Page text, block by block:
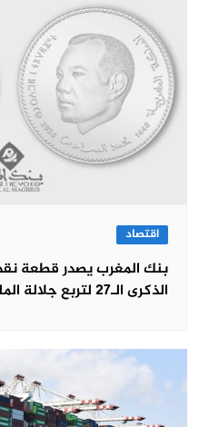
اقتصاد
بنك المغرب يصدر قطعة
الذكرى الـ27 لتربع جلالة الملك على العرش